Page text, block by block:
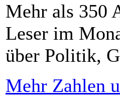
Mehr als 350
Leser im
über Politik,
Mehr Zahlen